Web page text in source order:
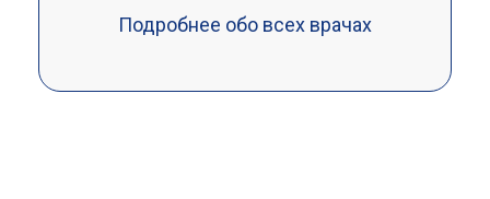
Подробнее обо всех врачах